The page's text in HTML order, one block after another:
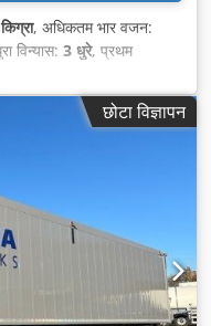
, अधिकतम भार वजन:
विन्यास: 3 धुरे, प्रथम
छोटा विज्ञापन